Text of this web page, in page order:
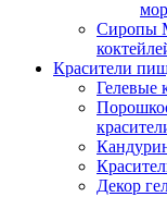
Сиропы
Красители
Гелевые
Декор